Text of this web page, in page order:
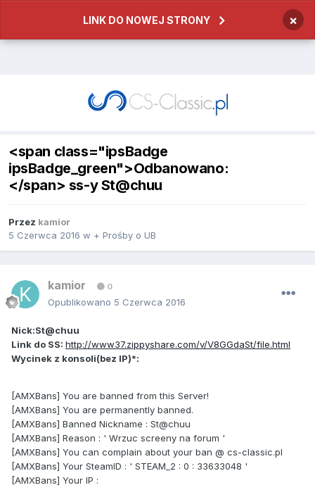
LINK DO NOWEJ STRONY ×
<span class="ipsBadge
ipsBadge_green">Odbanowano:
</span> ss-y St@chuu
Przez kamior
5 Czerwca 2016 w + Prośby o UB
kamior 0
Opublikowano 5 Czerwca 2016
Nick:St@chuu
Link do SS: http://www37.zippyshare.com/v/V8GGdaSt/file.html
Wycinek z konsoli(bez IP)*:
[AMXBans] You are banned from this Server!
[AMXBans] You are permanently banned.
[AMXBans] Banned Nickname : St@chuu
[AMXBans] Reason : ' Wrzuc screeny na forum '
[AMXBans] You can complain about your ban @ cs-classic.pl
[AMXBans] Your SteamID : ' STEAM_2 : 0 : 33633048 '
[AMXBans] Your IP :